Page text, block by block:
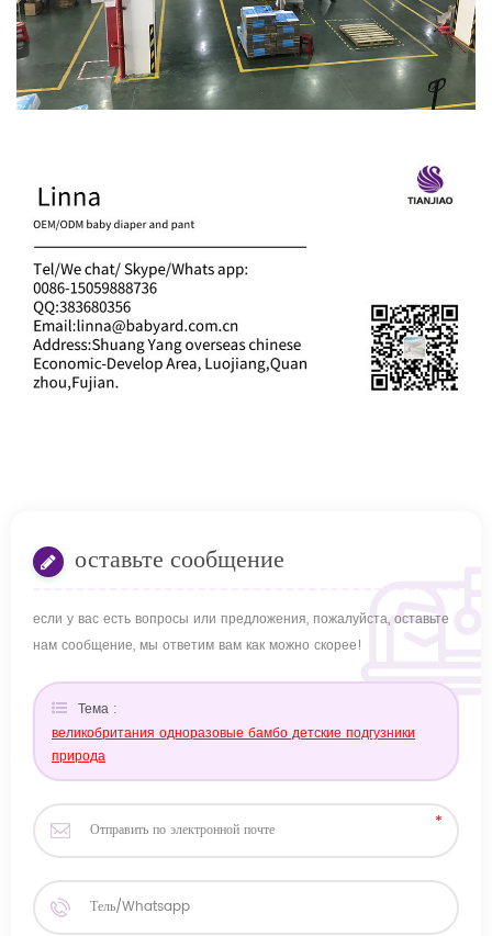
оставьте сообщение
если у вас есть вопросы или предложения, пожалуйста, оставьте
нам сообщение, мы ответим вам как можно скорее!
Тема :
великобритания одноразовые бамбо детские подгузники
природа